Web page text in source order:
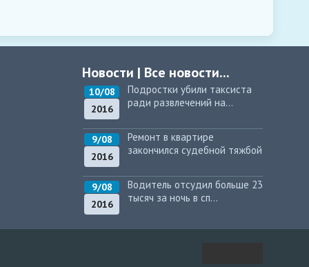
Новости | Все новости...
10/08
2016
Подростки убили таксиста
ради развлечений на...
9/08
2016
Ремонт в квартире
закончился судебной тяжбой
9/08
2016
Водитель отсудил больше 23
тысяч за ночь в сп...